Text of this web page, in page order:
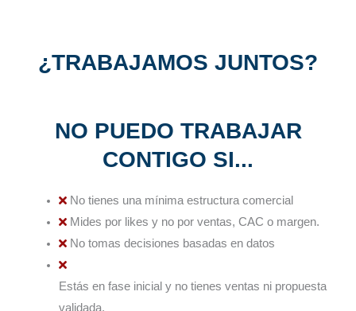
¿TRABAJAMOS JUNTOS?
NO PUEDO TRABAJAR
CONTIGO SI...
No tienes una mínima estructura comercial
Mides por likes y no por ventas, CAC o margen.
No tomas decisiones basadas en datos
Estás en fase inicial y no tienes ventas ni propuesta
validada.